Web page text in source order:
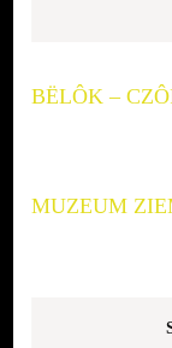
BËLÔK –
MUZEUM